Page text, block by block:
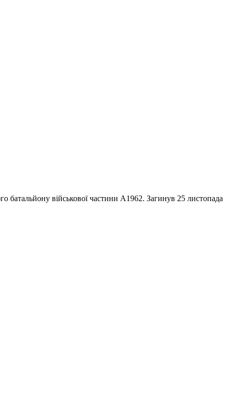
батальйону військової частини А1962. Загинув 25 листопада